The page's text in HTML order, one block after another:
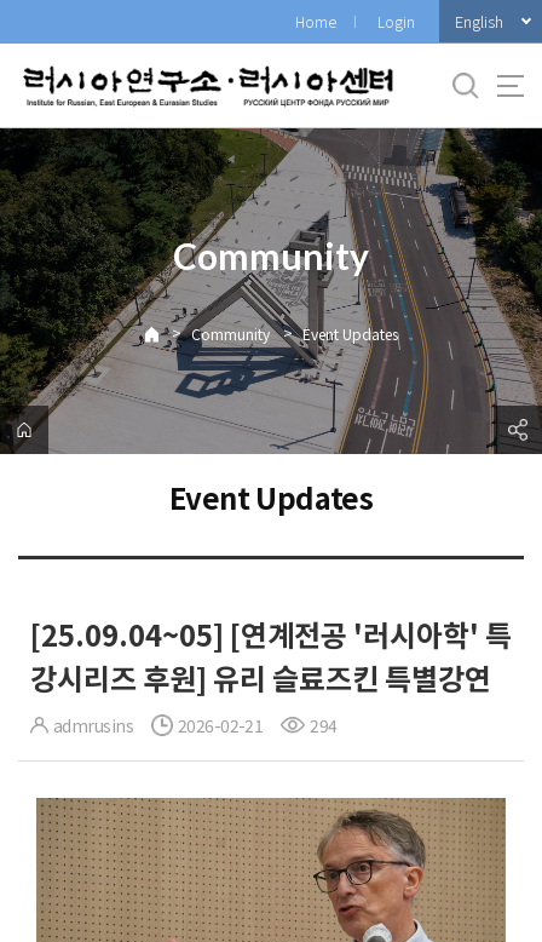
로
메
뉴
Home Login English
Community
> Community > Event Updates
Event Updates
[25.09.04~05] [연계전공 '러시아학' 특
강시리즈 후원] 유리 슬료즈킨 특별강연
admrusins 2026-02-21 294